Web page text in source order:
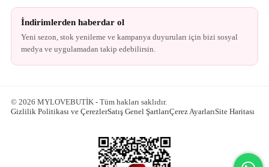
İndirimlerden haberdar ol
Yeni sezon, stok yenileme ve kampanya duyuruları için bizi sosyal
medya ve uygulamadan takip edebilirsin.
© 2026 MYLOVEBUTİK - Tüm hakları saklıdır.
Gizlilik Politikası ve ÇerezlerSatış Genel ŞartlarıÇerez AyarlarıSite Haritası